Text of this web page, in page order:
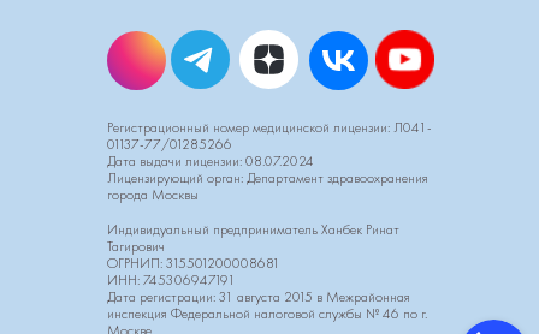
Регистрационный номер медицинской лицензии: Л041-
01137-77/01285266
Дата выдачи лицензии: 08.07.2024
Лицензирующий орган: Департамент здравоохранения
города Москвы
Индивидуальный предприниматель Ханбек Ринат
Тагирович
ОГРНИП: 315501200008681
ИНН: 745306947191
Дата регистрации: 31 августа 2015 в Межрайонная
инспекция Федеральной налоговой службы № 46 по г.